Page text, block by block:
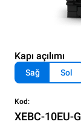
Kapı açılımı
Sağ Sol
Kod:
XEBC-10EU-